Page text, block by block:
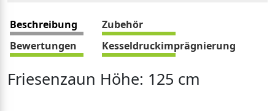
Beschreibung
Zubehör
Bewertungen
Kesseldruckimprägnierung
Friesenzaun Höhe: 125 cm